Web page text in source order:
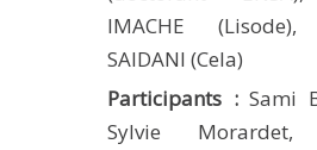
IMACHE
SAIDANI (Cela)
Participants :Sami
Sylvie Morardet,